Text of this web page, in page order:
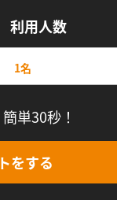
利用人数
単30秒！
をする